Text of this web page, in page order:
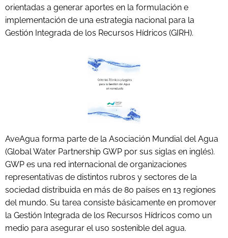
orientadas a generar aportes en la formulación e
implementación de una estrategia nacional para la
Gestión Integrada de los Recursos Hídricos (GIRH).
AveAgua forma parte de la Asociación Mundial del Agua
(Global Water Partnership GWP por sus siglas en inglés).
GWP es una red internacional de organizaciones
representativas de distintos rubros y sectores de la
sociedad distribuida en más de 80 países en 13 regiones
del mundo. Su tarea consiste básicamente en promover
la Gestión Integrada de los Recursos Hídricos como un
medio para asegurar el uso sostenible del agua.